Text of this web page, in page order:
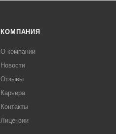
КОМПАНИЯ
О компании
Новости
Отзывы
Карьера
Контакты
Лицензии